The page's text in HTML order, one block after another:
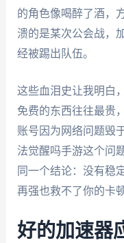
的角色像喝醉了酒，
溃的是某次公会战，
经被踢出队伍。
这些血泪史让我明白
免费的东西往往最贵
账号因为网络问题毁
法觉醒吗手游这个问
同一个结论：没有稳
再强也救不了你的卡顿
好的加速器